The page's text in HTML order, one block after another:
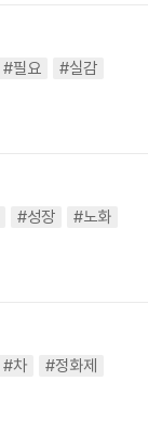
#필요
#실감
#성장
#노화
#차
#정화제